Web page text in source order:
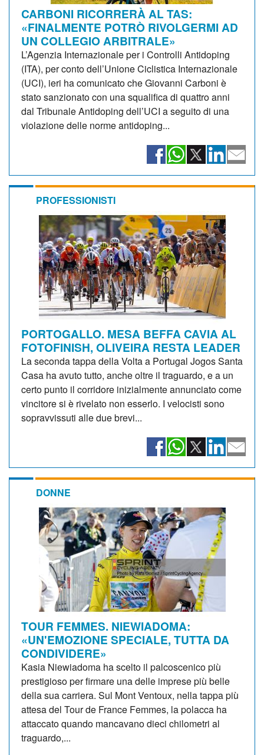
CARBONI RICORRERÀ AL TAS:
«FINALMENTE POTRÒ RIVOLGERMI AD
UN COLLEGIO ARBITRALE»
L’Agenzia Internazionale per i Controlli Antidoping
(ITA), per conto dell’Unione Ciclistica Internazionale
(UCI), ieri ha comunicato che Giovanni Carboni è
stato sanzionato con una squalifica di quattro anni
dal Tribunale Antidoping dell’UCI a seguito di una
violazione delle norme antidoping...
PROFESSIONISTI
PORTOGALLO. MESA BEFFA CAVIA AL
FOTOFINISH, OLIVEIRA RESTA LEADER
La seconda tappa della Volta a Portugal Jogos Santa
Casa ha avuto tutto, anche oltre il traguardo, e a un
certo punto il corridore inizialmente annunciato come
vincitore si è rivelato non esserlo. I velocisti sono
sopravvissuti alle due brevi...
DONNE
TOUR FEMMES. NIEWIADOMA:
«UN'EMOZIONE SPECIALE, TUTTA DA
CONDIVIDERE»
Kasia Niewiadoma ha scelto il palcoscenico più
prestigioso per firmare una delle imprese più belle
della sua carriera. Sul Mont Ventoux, nella tappa più
attesa del Tour de France Femmes, la polacca ha
attaccato quando mancavano dieci chilometri al
traguardo,...